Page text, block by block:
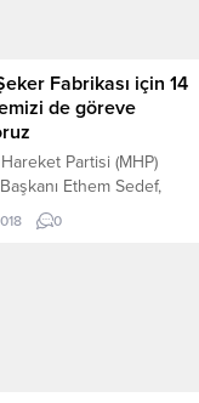
Fabrikası için 14
de göreve
Partisi (MHP)
Ethem Sedef,
bulunan Yozgat Şeker
özelleştirilmesine
0